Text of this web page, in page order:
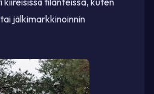
jälkimarkkinoinnin